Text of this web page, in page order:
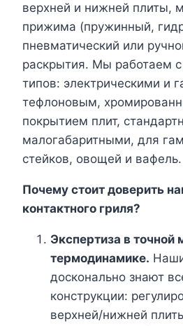
верхней и нижней плиты,
прижима (пружинный,
пневматический или
раскрытия. Мы работаем
типов: электрическими и
тефлоновым,
покрытием плит,
малогабаритными, для
стейков, овощей и вафель.
Почему стоит доверить
контактного гриля?
Экспертиза в точной
термодинамике.
досконально знают
конструкции:
верхней/нижней